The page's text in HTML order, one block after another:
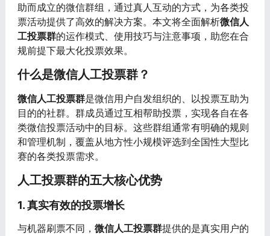
助而成立的微信群组，通过真人互动的方式，为各类投
票活动提供了高效的解决方案。本文将全面解析微信人
工投票群的运作模式、使用技巧与注意事项，助您在合
规前提下最大化投票效果。
什么是微信人工投票群？
微信人工投票群是微信用户自发组织的、以投票互助为
目的的社群。群成员通过互相帮助投票，实现各自在各
类微信投票活动中的目标。这些群组通常有明确的规则
和管理机制，覆盖从地方性小规模评选到全国性大型比
赛的各类投票需求。
人工投票群的五大核心优势
1. 真实有效的投票增长
与机器刷票不同， 微信人工投票群提供的是真实用户的